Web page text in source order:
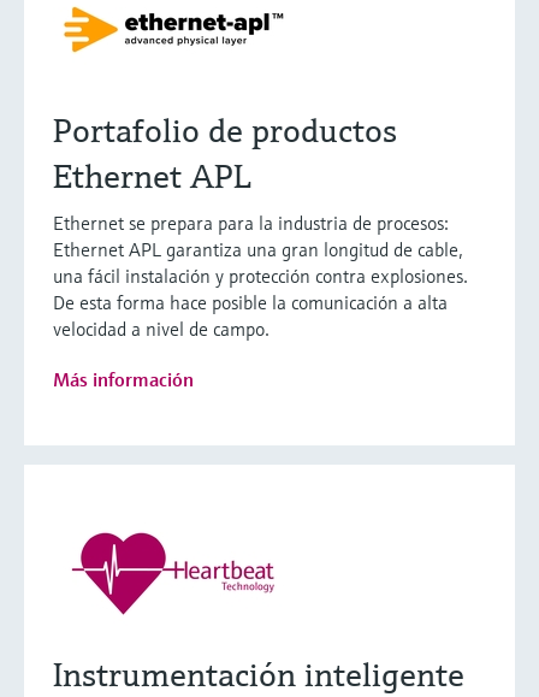
Portafolio de productos
Ethernet APL
Ethernet se prepara para la industria de procesos:
Ethernet APL garantiza una gran longitud de cable,
una fácil instalación y protección contra explosiones.
De esta forma hace posible la comunicación a alta
velocidad a nivel de campo.
Más información
Instrumentación inteligente